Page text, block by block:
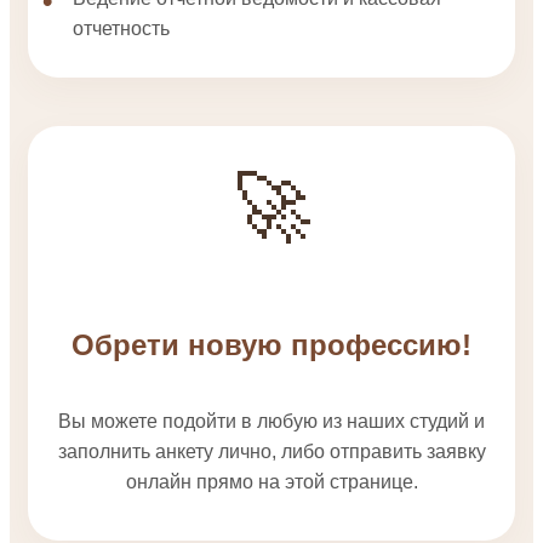
отчетность
🚀
Обрети новую профессию!
Вы можете подойти в любую из наших студий и
заполнить анкету лично, либо отправить заявку
онлайн прямо на этой странице.